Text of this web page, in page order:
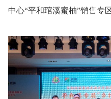
中心“平和琯溪蜜柚”销售专